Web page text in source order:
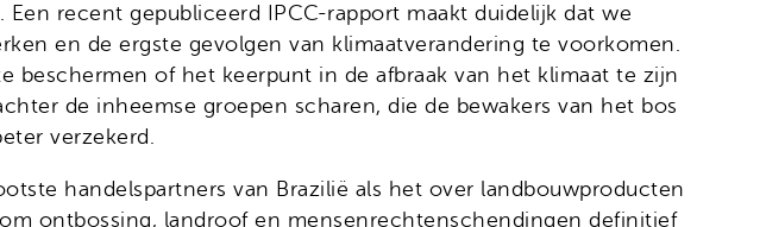
recent gepubliceerd IPCC-rapport maakt duidelijk dat we
en de ergste gevolgen van klimaatverandering te voorkomen.
beschermen of het keerpunt in de afbraak van het klimaat te zijn
de inheemse groepen scharen, die de bewakers van het bos
verzekerd.
handelspartners van Brazilië als het over landbouwproducten
ontbossing, landroof en mensenrechtenschendingen definitief